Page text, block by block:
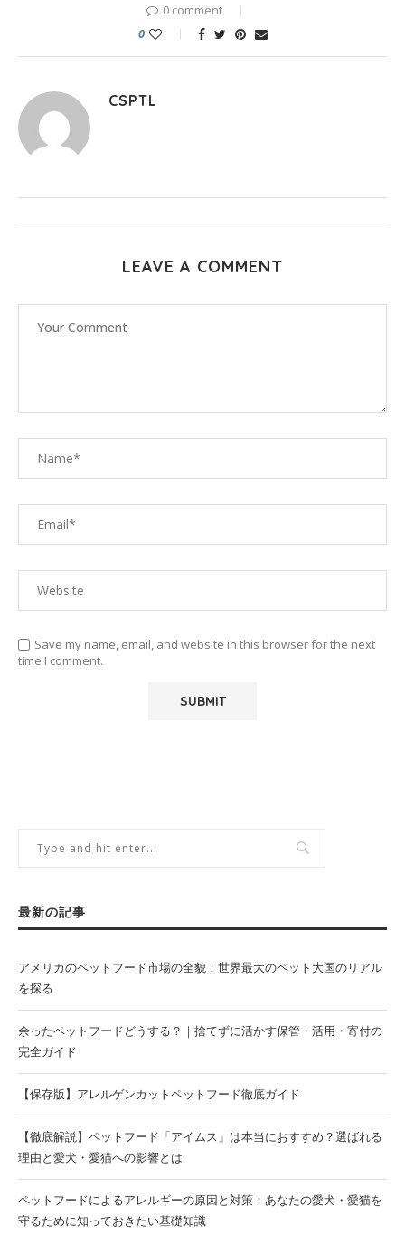
0 comment
0
CSPTL
LEAVE A COMMENT
Save my name, email, and website in this browser for the next
time I comment.
最新の記事
アメリカのペットフード市場の全貌：世界最大のペット大国のリアル
を探る
余ったペットフードどうする？｜捨てずに活かす保管・活用・寄付の
完全ガイド
【保存版】アレルゲンカットペットフード徹底ガイド
【徹底解説】ペットフード「アイムス」は本当におすすめ？選ばれる
理由と愛犬・愛猫への影響とは
ペットフードによるアレルギーの原因と対策：あなたの愛犬・愛猫を
守るために知っておきたい基礎知識